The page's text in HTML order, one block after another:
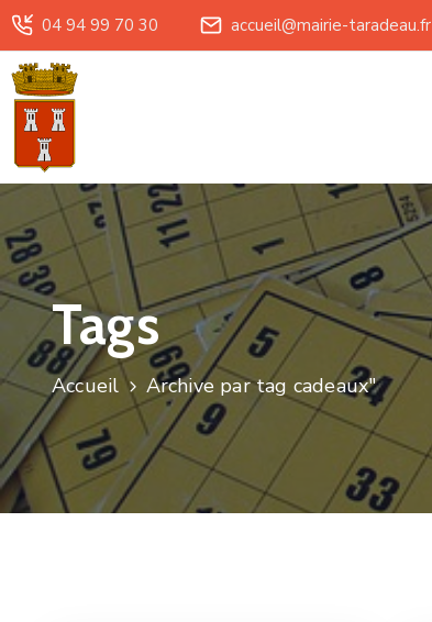
04 94 99 70 30 accueil@mairie-taradeau.fr
Tags
Accueil Archive par tag cadeaux"